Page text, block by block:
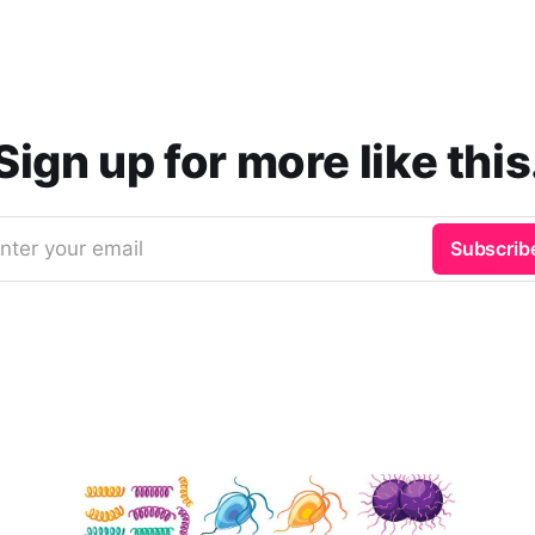
up for more like
your email